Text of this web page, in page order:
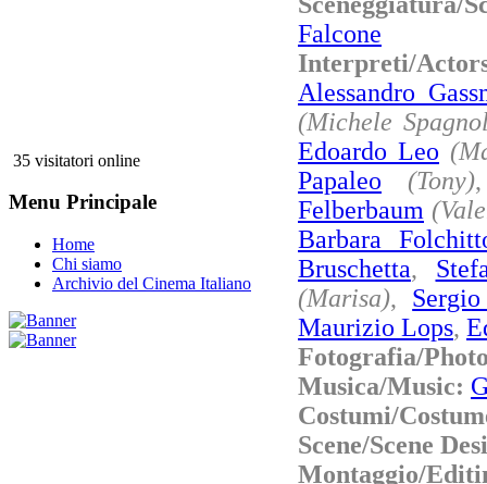
35 visitatori online
Menu Principale
Home
Chi siamo
Archivio del Cinema Italiano
Falcone
Interpreti/
Alessandro
(Michele
Edoardo Leo
Papaleo
(Tony)
Felberbaum
Barbara
Bruschetta,
(Marisa),
Maurizio Lops,
Fotografia/
Musica/Music:
Costumi/
Scene/Scene
Montaggio/